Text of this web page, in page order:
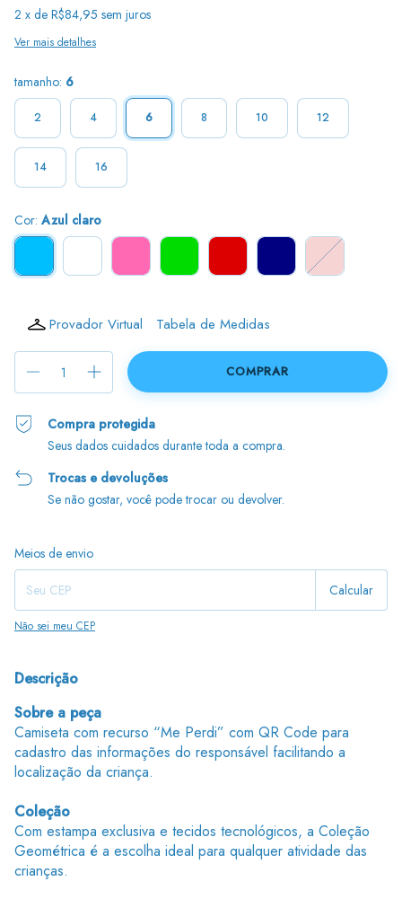
2 x de R$84,95 sem juros
Ver mais detalhes
tamanho: 6
2 4 6 8 10 12
14 16
Cor: Azul claro
Provador Virtual Tabela de Medidas
Compra protegida
Seus dados cuidados durante toda a compra.
Trocas e devoluções
Se não gostar, você pode trocar ou devolver.
Entregas para o CEP:
Meios de envio
Calcular
Não sei meu CEP
Descrição
Sobre a peça
Camiseta com recurso “Me Perdi” com QR Code para
cadastro das informações do responsável facilitando a
localização da criança.
Coleção
Com estampa exclusiva e tecidos tecnológicos, a Coleção
Geométrica é a escolha ideal para qualquer atividade das
crianças.